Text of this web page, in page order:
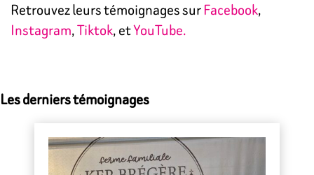
Retrouvez leurs témoignages surFacebook,
Instagram,Tiktok, etYouTube.
Les derniers témoignages